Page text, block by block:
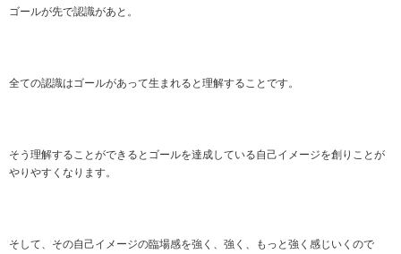
ゴールが先で認識があと。
全ての認識はゴールがあって生まれると理解することです。
そう理解することができるとゴールを達成している自己イメージを創りことが
やりやすくなります。
そして、その自己イメージの臨場感を強く、強く、もっと強く感じいくので